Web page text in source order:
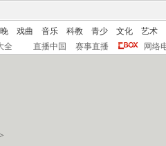
戏曲 音乐 科教 青少 文化
艺术
全 直播中国 赛事直播 网络
>